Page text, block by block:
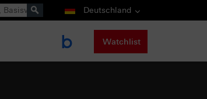
Deutschland
Watchlist